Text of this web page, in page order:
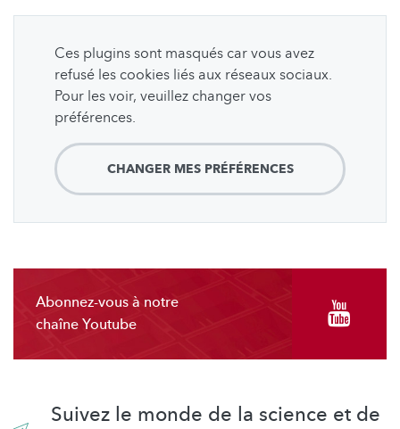
Ces plugins sont masqués car vous avez
refusé les cookies liés aux réseaux sociaux.
Pour les voir, veuillez changer vos
préférences.
CHANGER MES PRÉFÉRENCES
Abonnez-vous à notre
chaîne Youtube
Suivez le monde de la science et de